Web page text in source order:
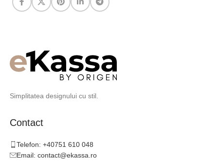
Simplitatea designului cu stil.
Contact
Telefon: +40751 610 048
Email: contact@ekassa.ro